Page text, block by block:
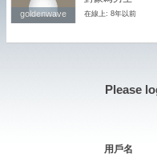
goldenwave
goldenwave 在線上: 8年以前
Please
用戶名